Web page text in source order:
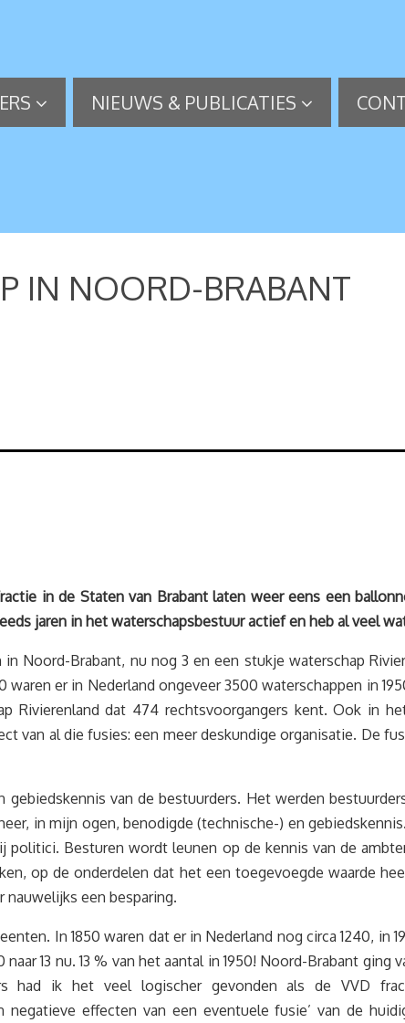
NIEUWS & PUBLICATIES
IN NOORD-BRABANT
in de Staten van Brabant laten weer eens een
jaren in het waterschapsbestuur actief en heb al veel
Noord-Brabant, nu nog 3 en een stukje waterschap
er in Nederland ongeveer 3500 waterschappen in
Rivierenland dat 474 rechtsvoorgangers kent. Ook in
van al die fusies: een meer deskundige organisatie. De
van de bestuurders. Het werden
in mijn ogen, benodigde (technische-) en
Besturen wordt leunen op de kennis van de
op de onderdelen dat het een toegevoegde waarde
nauwelijks een besparing.
In 1850 waren dat er in Nederland nog circa 1240, in
naar 13 nu. 13 % van het aantal in 1950! Noord-Brabant
had ik het veel logischer gevonden als de VVD
negatieve effecten van een eventuele fusie’ van de